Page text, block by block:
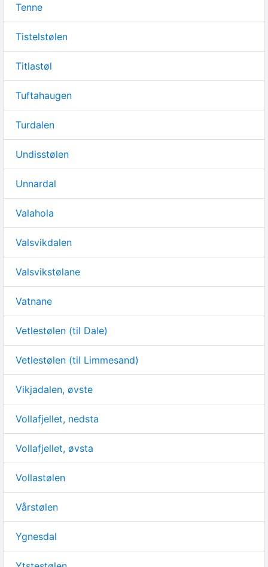
Tenne
Tistelstølen
Titlastøl
Tuftahaugen
Turdalen
Undisstølen
Unnardal
Valahola
Valsvikdalen
Valsvikstølane
Vatnane
Vetlestølen (til Dale)
Vetlestølen (til Limmesand)
Vikjadalen, øvste
Vollafjellet, nedsta
Vollafjellet, øvsta
Vollastølen
Vårstølen
Ygnesdal